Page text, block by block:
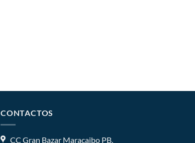
CONTACTOS
CC Gran Bazar Maracaibo PB,